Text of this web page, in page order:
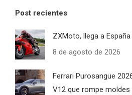
Post recientes
ZXMoto, llega a España
8 de agosto de 2026
Ferrari Purosangue
V12 que rompe moldes